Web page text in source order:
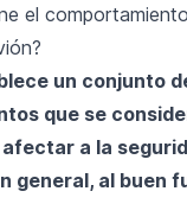
el
un conjunto
que se
a la
general, al buen